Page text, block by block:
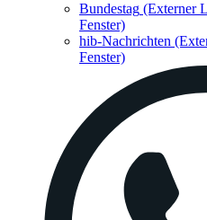
Bundestag (Externer
Fenster)
hib-Nachrichten
Fenster)